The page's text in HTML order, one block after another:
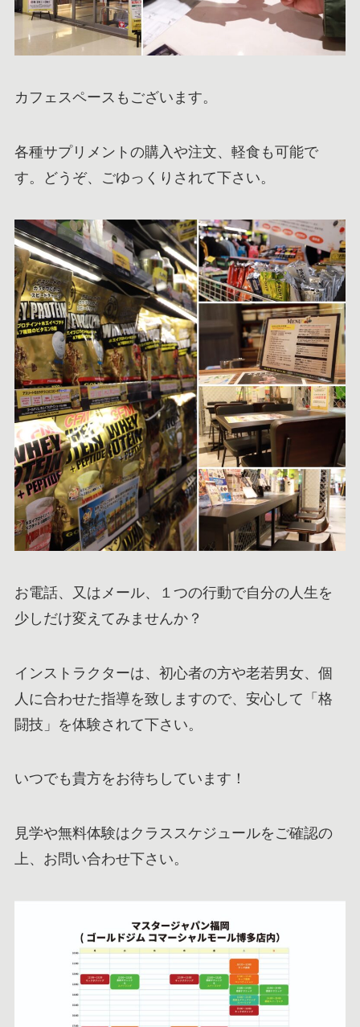
カフェスペースもございます。
各種サプリメントの購入や注文、軽食も可能で
す。どうぞ、ごゆっくりされて下さい。
お電話、又はメール、１つの行動で自分の人生を
少しだけ変えてみませんか？
インストラクターは、初心者の方や老若男女、個
人に合わせた指導を致しますので、安心して「格
闘技」を体験されて下さい。
いつでも貴方をお待ちしています！
見学や無料体験はクラススケジュールをご確認の
上、お問い合わせ下さい。